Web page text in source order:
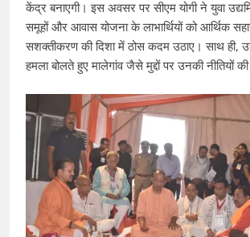
केंद्र बनाएगी। इस अवसर पर सीएम योगी ने युवा
समूहों और आवास योजना के लाभार्थियों को आर्थिक
सशक्तीकरण की दिशा में ठोस कदम उठाए। साथ ही,
हमला बोलते हुए मालेगांव जैसे मुद्दों पर उनकी नीतियों